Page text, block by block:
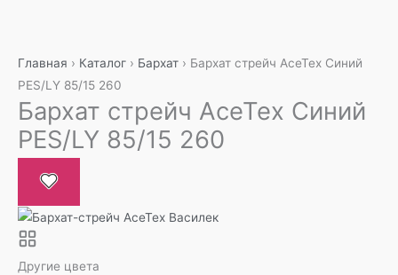
содержимому
Главная › Каталог › Бархат › Бархат стрейч AceTex Синий
PES/LY 85/15 260
Бархат стрейч AceTex Синий
PES/LY 85/15 260
Другие цвета